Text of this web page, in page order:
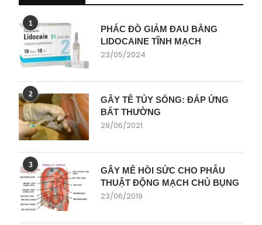
1
PHÁC ĐỒ GIẢM ĐAU BẰNG
LIDOCAINE TĨNH MẠCH
23/05/2024
2
GÂY TÊ TỦY SỐNG: ĐÁP ỨNG
BẤT THƯỜNG
29/06/2021
3
GÂY MÊ HỒI SỨC CHO PHẪU
THUẬT ĐỘNG MẠCH CHỦ BỤNG
23/06/2019